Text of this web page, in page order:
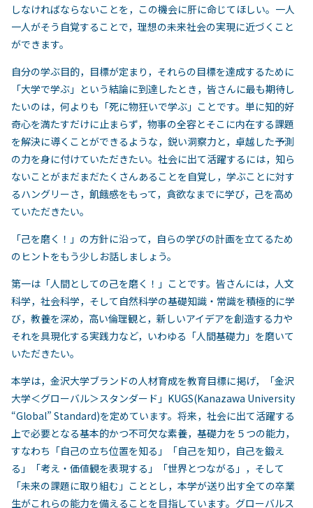
しなければならないことを，この機会に肝に命じてほしい。一人
一人がそう自覚することで，理想の未来社会の実現に近づくこと
ができます。
自分の学ぶ目的，目標が定まり，それらの目標を達成するために
「大学で学ぶ」という結論に到達したとき，皆さんに最も期待し
たいのは，何よりも「死に物狂いで学ぶ」ことです。単に知的好
奇心を満たすだけに止まらず，物事の全容とそこに内在する課題
を解決に導くことができるような，鋭い洞察力と，卓越した予測
の力を身に付けていただきたい。社会に出て活躍するには，知ら
ないことがまだまだたくさんあることを自覚し，学ぶことに対す
るハングリーさ，飢餓感をもって，貪欲なまでに学び，己を高め
ていただきたい。
「己を磨く！」の方針に沿って，自らの学びの計画を立てるため
のヒントをもう少しお話しましょう。
第一は「人間としての己を磨く！」ことです。皆さんには，人文
科学，社会科学，そして自然科学の基礎知識・常識を積極的に学
び，教養を深め，高い倫理観と，新しいアイデアを創造する力や
それを具現化する実践力など，いわゆる「人間基礎力」を磨いて
いただきたい。
本学は，金沢大学ブランドの人材育成を教育目標に掲げ，「金沢
大学＜グローバル＞スタンダード」KUGS(Kanazawa University
“Global” Standard)を定めています。将来，社会に出て活躍する
上で必要となる基本的かつ不可欠な素養，基礎力を５つの能力，
すなわち「自己の立ち位置を知る」「自己を知り，自己を鍛え
る」「考え・価値観を表現する」「世界とつながる」，そして
「未来の課題に取り組む」こととし，本学が送り出す全ての卒業
生がこれらの能力を備えることを目指しています。グローバルス